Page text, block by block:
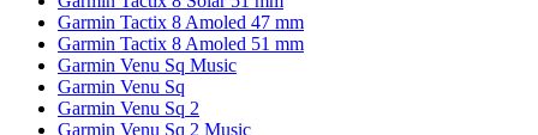
Garmin Tactix 8 Amoled 47 mm
Garmin Tactix 8 Amoled 51 mm
Garmin Venu Sq Music
Garmin Venu Sq
Garmin Venu Sq 2
Garmin Venu Sq 2 Music